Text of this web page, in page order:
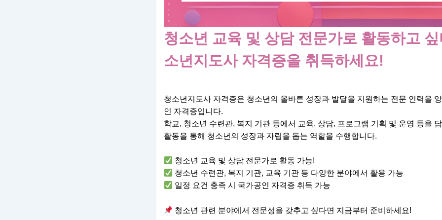
청소년 교육 및 상담 전문가로 활동하고
소년지도사 자격증을 취득하세요!
청소년지도사 자격증은 청소년의 올바른 성장과 발달을 지원하는 전문 인력을
인 자격증입니다.
학교, 청소년 수련관, 복지 기관 등에서 교육, 상담, 프로그램 기획 및 운영 등을
활동을 통해 청소년의 성장과 자립을 돕는 역할을 수행합니다.
청소년 교육 및 상담 전문가로 활동 가능!
청소년 수련관, 복지 기관, 교육 기관 등 다양한 분야에서 활용 가능
일정 요건 충족 시 국가공인 자격증 취득 가능
청소년 관련 분야에서 전문성을 갖추고 싶다면 지금부터 준비하세요!